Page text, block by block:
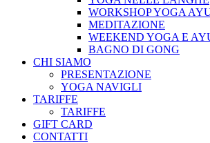
WORKSHOP YOGA
MEDITAZIONE
WEEKEND YOGA E
BAGNO DI GONG
CHI SIAMO
PRESENTAZIONE
YOGA NAVIGLI
TARIFFE
TARIFFE
GIFT CARD
CONTATTI